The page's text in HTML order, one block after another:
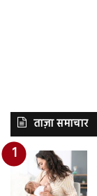
ताज़ा समाचार